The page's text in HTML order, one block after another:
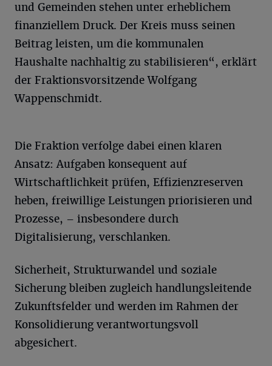
und Gemeinden stehen unter erheblichem
finanziellem Druck. Der Kreis muss seinen
Beitrag leisten, um die kommunalen
Haushalte nachhaltig zu stabilisieren“, erklärt
der Fraktionsvorsitzende Wolfgang
Wappenschmidt.
Die Fraktion verfolge dabei einen klaren
Ansatz: Aufgaben konsequent auf
Wirtschaftlichkeit prüfen, Effizienzreserven
heben, freiwillige Leistungen priorisieren und
Prozesse, – insbesondere durch
Digitalisierung, verschlanken.
Sicherheit, Strukturwandel und soziale
Sicherung bleiben zugleich handlungsleitende
Zukunftsfelder und werden im Rahmen der
Konsolidierung verantwortungsvoll
abgesichert.